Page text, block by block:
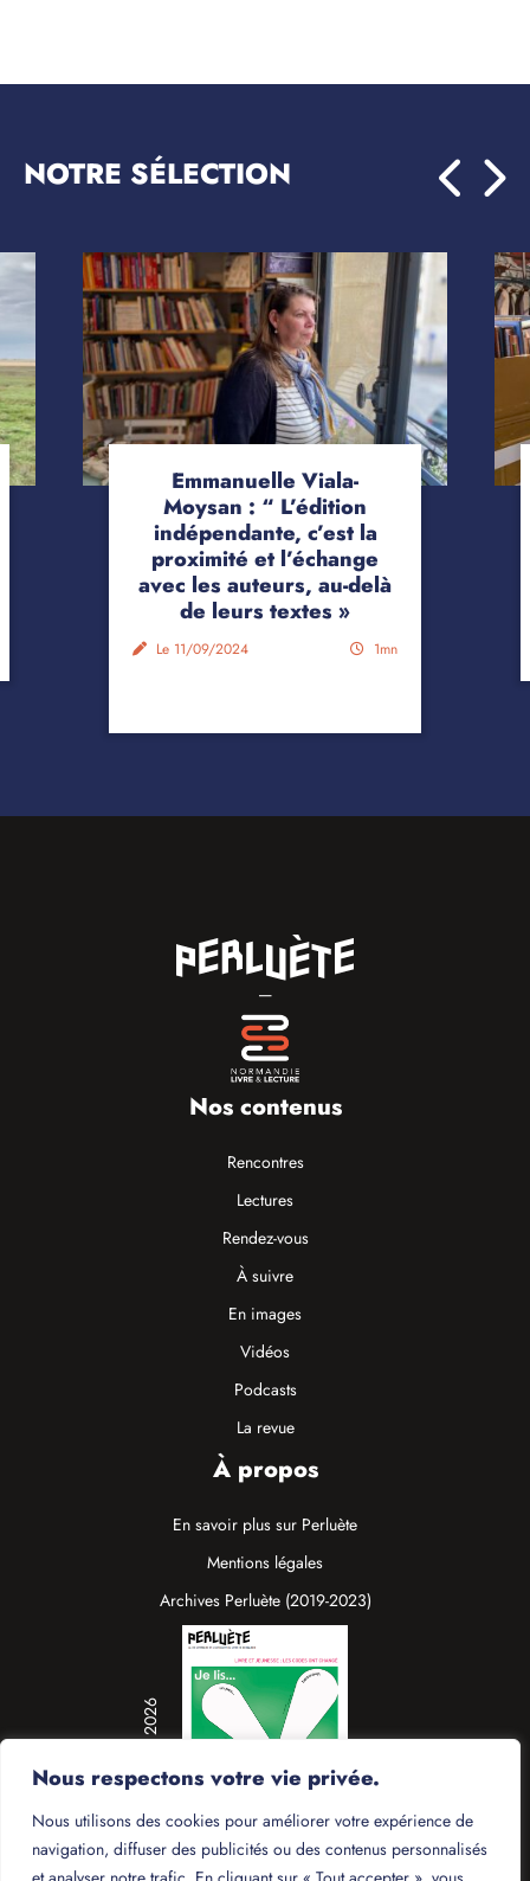
Nous respectons votre vie privée.
Nous utilisons des cookies pour améliorer votre expérience de
navigation, diffuser des publicités ou des contenus personnalisés
NOTRE SÉLECTION
Emmanuelle Viala-
Moysan : “ L’édition
indépendante, c’est la
proximité et l’échange
avec les auteurs, au-delà
de leurs textes »
Le 11/09/2024 1mn
—
Nos contenus
Rencontres
Lectures
Rendez-vous
À suivre
En images
Vidéos
Podcasts
La revue
À propos
En savoir plus sur Perluète
Mentions légales
Archives Perluète (2019-2023)
N°19 / Mars 2026